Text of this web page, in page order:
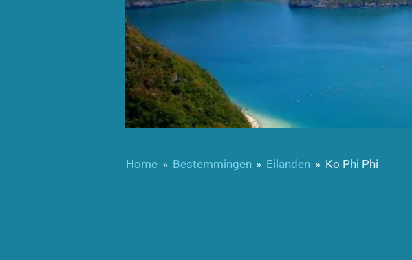
Home » Bestemmingen » Eilanden » Ko Phi Phi